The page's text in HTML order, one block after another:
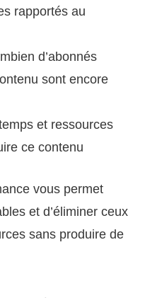
rapportés au
d’abonnés
sont encore
et ressources
ce contenu
vous permet
et d’éliminer ceux
sans produire de